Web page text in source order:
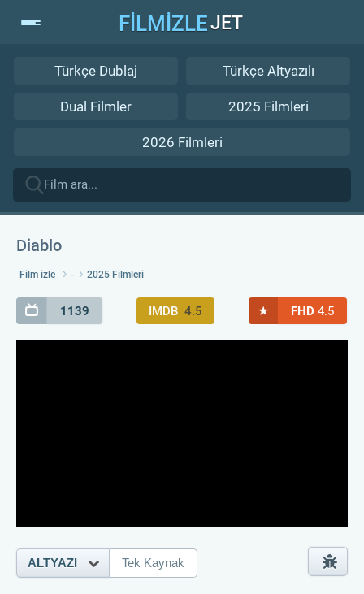
FİLMİZLEJET
Türkçe Dublaj Türkçe Altyazılı
Dual Filmler 2025 Filmleri
2026 Filmleri
Diablo
Film izle - 2025 Filmleri
1139 IMDB 4.5 ★ FHD 4.5
ALTYAZI Tek Kaynak